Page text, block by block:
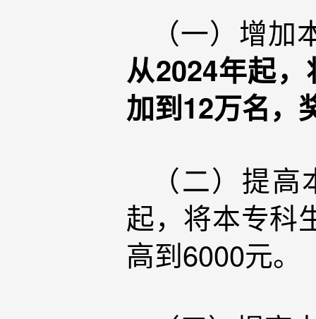
（一）增
从2024年起
加到12万名，
（二）提
起，将本专科
高到6000元。